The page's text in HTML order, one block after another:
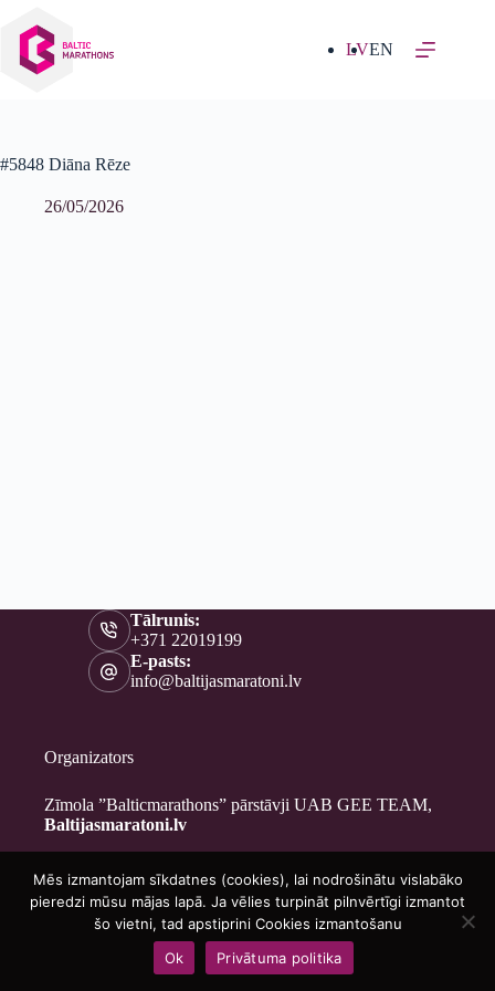
saturu
LVEN
#5848 Diāna Rēze
26/05/2026
Tālrunis:
+371 22019199
E-pasts:
info@baltijasmaratoni.lv
Organizators
Zīmola ”Balticmarathons” pārstāvji UAB GEE TEAM,
Baltijasmaratoni.lv
Kontakti
Par mums
Brīvprātīgajiem
Privātuma politika
Copyright © 2026 - Baltijasmaratoni.lv
Mēs izmantojam sīkdatnes (cookies), lai nodrošinātu vislabāko
pieredzi mūsu mājas lapā. Ja vēlies turpināt pilnvērtīgi izmantot
šo vietni, tad apstiprini Cookies izmantošanu
Ok
Privātuma politika